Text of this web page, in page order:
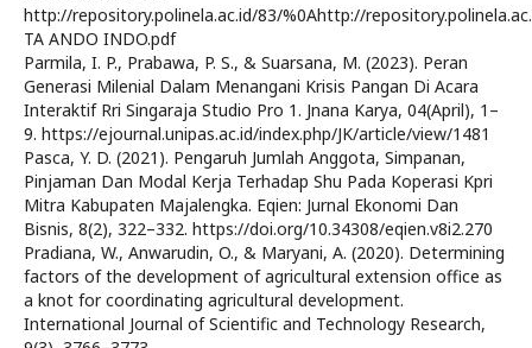
http://repository.polinela.ac.id/83/%0Ahttp://
TA ANDO INDO.pdf
Parmila, I. P., Prabawa, P. S., & Suarsana, M. (2023). Peran
Generasi Milenial Dalam Menangani Krisis Pangan Di Acara
Interaktif Rri Singaraja Studio Pro 1. Jnana Karya, 04(April), 1–
9. https://ejournal.unipas.ac.id/index.php/JK/article/view/1481
Pasca, Y. D. (2021). Pengaruh Jumlah Anggota, Simpanan,
Pinjaman Dan Modal Kerja Terhadap Shu Pada Koperasi Kpri
Mitra Kabupaten Majalengka. Eqien: Jurnal Ekonomi Dan
Bisnis, 8(2), 322–332. https://doi.org/10.34308/eqien.v8i2.270
Pradiana, W., Anwarudin, O., & Maryani, A. (2020). Determining
factors of the development of agricultural extension office as
a knot for coordinating agricultural development.
International Journal of Scientific and Technology Research,